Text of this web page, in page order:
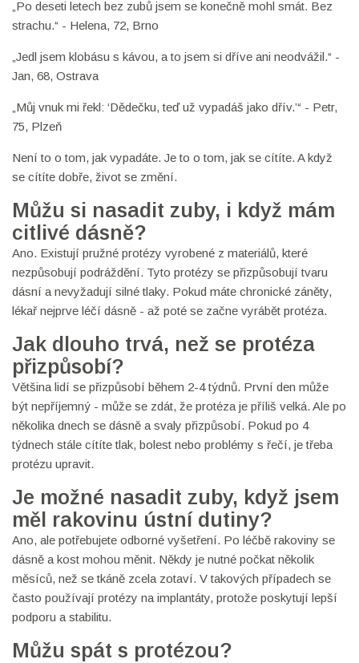
„Po deseti letech bez zubů jsem se konečně mohl smát. Bez
strachu.“ - Helena, 72, Brno
„Jedl jsem klobásu s kávou, a to jsem si dříve ani neodvážil.“ -
Jan, 68, Ostrava
„Můj vnuk mi řekl: ‘Dědečku, teď už vypadáš jako dřív.’“ - Petr,
75, Plzeň
Není to o tom, jak vypadáte. Je to o tom, jak se cítíte. A když
se cítíte dobře, život se změní.
Můžu si nasadit zuby, i když mám
citlivé dásně?
Ano. Existují pružné protézy vyrobené z materiálů, které
nezpůsobují podráždění. Tyto protézy se přizpůsobují tvaru
dásní a nevyžadují silné tlaky. Pokud máte chronické záněty,
lékař nejprve léčí dásně - až poté se začne vyrábět protéza.
Jak dlouho trvá, než se protéza
přizpůsobí?
Většina lidí se přizpůsobí během 2-4 týdnů. První den může
být nepříjemný - může se zdát, že protéza je příliš velká. Ale po
několika dnech se dásně a svaly přizpůsobí. Pokud po 4
týdnech stále cítíte tlak, bolest nebo problémy s řečí, je třeba
protézu upravit.
Je možné nasadit zuby, když jsem
měl rakovinu ústní dutiny?
Ano, ale potřebujete odborné vyšetření. Po léčbě rakoviny se
dásně a kost mohou měnit. Někdy je nutné počkat několik
měsíců, než se tkáně zcela zotaví. V takových případech se
často používají protézy na implantáty, protože poskytují lepší
podporu a stabilitu.
Můžu spát s protézou?